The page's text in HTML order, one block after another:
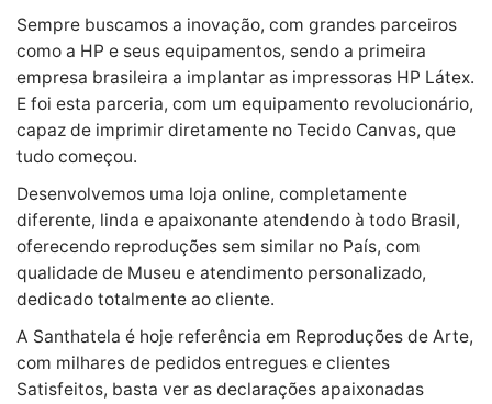
Sempre buscamos a inovação, com grandes parceiros
como a HP e seus equipamentos, sendo a primeira
empresa brasileira a implantar as impressoras HP Látex.
E foi esta parceria, com um equipamento revolucionário,
capaz de imprimir diretamente no Tecido Canvas, que
tudo começou.
Desenvolvemos uma loja online, completamente
diferente, linda e apaixonante atendendo à todo Brasil,
oferecendo reproduções sem similar no País, com
qualidade de Museu e atendimento personalizado,
dedicado totalmente ao cliente.
A Santhatela é hoje referência em Reproduções de Arte,
com milhares de pedidos entregues e clientes
Satisfeitos, basta ver as declarações apaixonadas